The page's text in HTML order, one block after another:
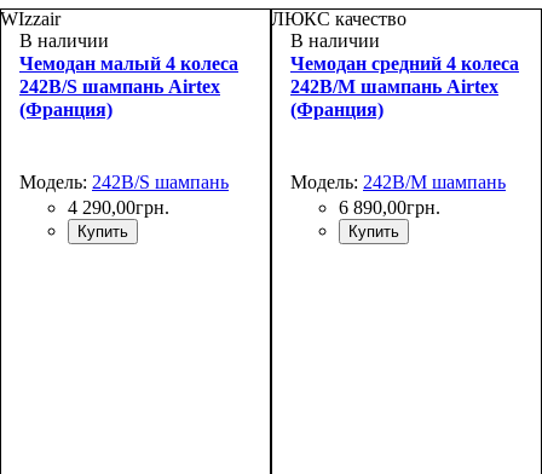
WIzzair
В наличии
Чемодан малый 4 колеса
242B/S шампань Airtex
(Франция)
Модель: 242B/S шампань
4 290,00грн.
Купить
ЛЮКС качество
В наличии
Чемодан средний 4 колеса
242B/M шампань Airtex
(Франция)
Модель: 242B/M шампань
6 890,00грн.
Купить